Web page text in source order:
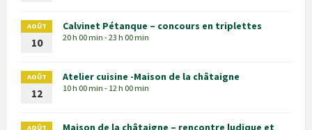
AOÛT
10
Calvinet Pétanque – concours en triplettes
20 h 00 min - 23 h 00 min
AOÛT
12
Atelier cuisine -Maison de la châtaigne
10 h 00 min - 12 h 00 min
AOÛT Maison de la châtaigne – rencontre ludique et